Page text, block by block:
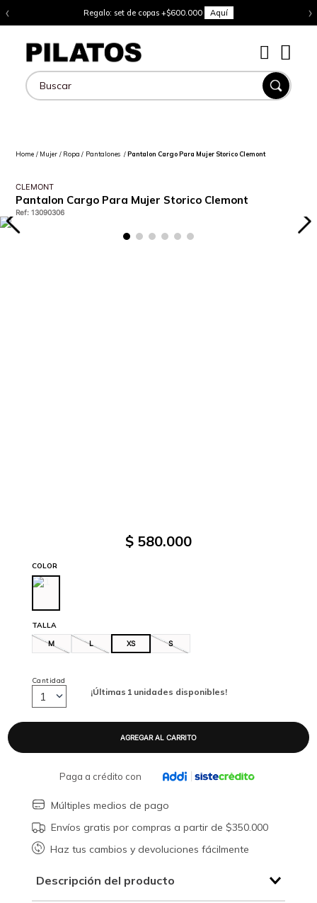
‹ Regalo: set de copas +$600.000 Aquí ›
Buscar
Mujer Ropa Pantalones Pantalon Cargo Para Mujer Storico Clemont
CLEMONT
Pantalon Cargo Para Mujer Storico Clemont
Ref:13090306
$ 580.000
TALLA
M L XS S
COLOR
¡Últimas 1 unidades disponibles!
Cantidad
1
Paga a crédito con
Múltiples medios de pago
Envíos gratis por compras a partir de $350.000
Haz tus cambios y devoluciones fácilmente
Descripción del producto